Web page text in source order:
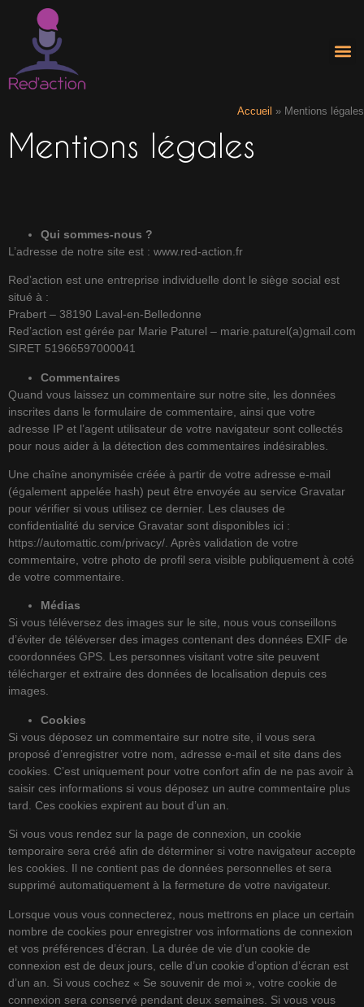
Accueil » Mentions légales
Mentions légales
Qui sommes-nous ?
L’adresse de notre site est : www.red-action.fr
Red’action est une entreprise individuelle dont le siège social est
situé à :
Prabert – 38190 Laval-en-Belledonne
Red’action est gérée par Marie Paturel – marie.paturel(a)gmail.com
SIRET 51966597000041
Commentaires
Quand vous laissez un commentaire sur notre site, les données
inscrites dans le formulaire de commentaire, ainsi que votre
adresse IP et l’agent utilisateur de votre navigateur sont collectés
pour nous aider à la détection des commentaires indésirables.
Une chaîne anonymisée créée à partir de votre adresse e-mail
(également appelée hash) peut être envoyée au service Gravatar
pour vérifier si vous utilisez ce dernier. Les clauses de
confidentialité du service Gravatar sont disponibles ici :
https://automattic.com/privacy/. Après validation de votre
commentaire, votre photo de profil sera visible publiquement à coté
de votre commentaire.
Médias
Si vous téléversez des images sur le site, nous vous conseillons
d’éviter de téléverser des images contenant des données EXIF de
coordonnées GPS. Les personnes visitant votre site peuvent
télécharger et extraire des données de localisation depuis ces
images.
Cookies
Si vous déposez un commentaire sur notre site, il vous sera
proposé d’enregistrer votre nom, adresse e-mail et site dans des
cookies. C’est uniquement pour votre confort afin de ne pas avoir à
saisir ces informations si vous déposez un autre commentaire plus
tard. Ces cookies expirent au bout d’un an.
Si vous vous rendez sur la page de connexion, un cookie
temporaire sera créé afin de déterminer si votre navigateur accepte
les cookies. Il ne contient pas de données personnelles et sera
supprimé automatiquement à la fermeture de votre navigateur.
Lorsque vous vous connecterez, nous mettrons en place un certain
nombre de cookies pour enregistrer vos informations de connexion
et vos préférences d’écran. La durée de vie d’un cookie de
connexion est de deux jours, celle d’un cookie d’option d’écran est
d’un an. Si vous cochez « Se souvenir de moi », votre cookie de
connexion sera conservé pendant deux semaines. Si vous vous